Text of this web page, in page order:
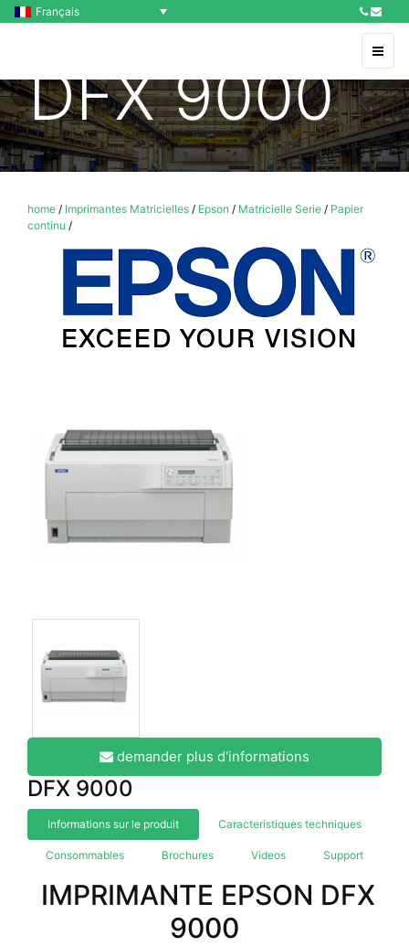
Français
DFX 9000
home / Imprimantes Matricielles / Epson / Matricielle Serie / Papier
continu /
demander plus d'informations
DFX 9000
Informations sur le produit Caracteristiques techniques
Consommables Brochures Videos Support
IMPRIMANTE EPSON DFX
9000